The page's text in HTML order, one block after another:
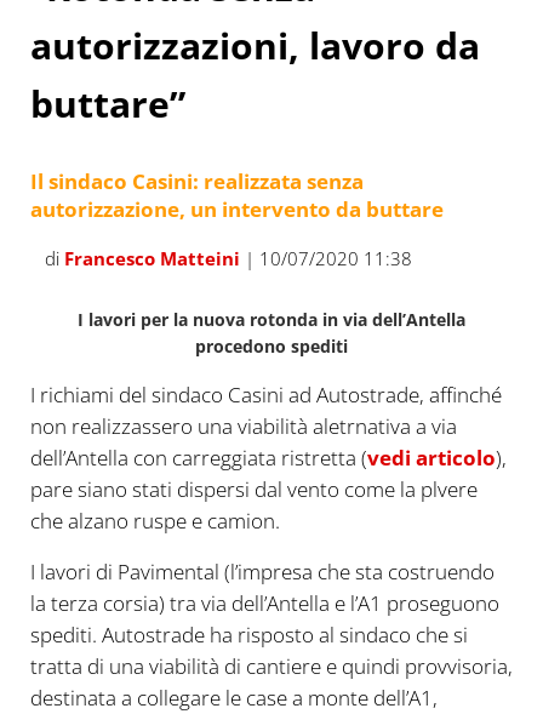
autorizzazioni, lavoro da
buttare”
Il sindaco Casini: realizzata senza
autorizzazione, un intervento da buttare
di Francesco Matteini | 10/07/2020 11:38
I lavori per la nuova rotonda in via dell’Antella
procedono spediti
I richiami del sindaco Casini ad Autostrade, affinché
non realizzassero una viabilità aletrnativa a via
dell’Antella con carreggiata ristretta (vedi articolo),
pare siano stati dispersi dal vento come la plvere
che alzano ruspe e camion.
I lavori di Pavimental (l’impresa che sta costruendo
la terza corsia) tra via dell’Antella e l’A1 proseguono
spediti. Autostrade ha risposto al sindaco che si
tratta di una viabilità di cantiere e quindi provvisoria,
destinata a collegare le case a monte dell’A1,